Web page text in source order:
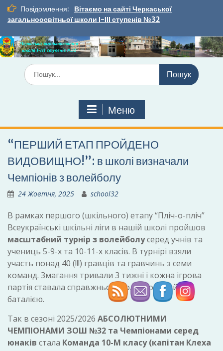
Перейти
вмісту
Повідомлення:
Вітаємо на сайті Черкаської
загальноосвітньої школи І-ІІІ ступенів №32
Шукати:
Меню
“ПЕРШИЙ ЕТАП ПРОЙДЕНО
ВИДОВИЩНО!”: в школі визначали
Чемпіонів з волейболу
24 Жовтня, 2025 school32
В рамках першого (шкільного) етапу “Пліч-о-пліч”
Всеукраїнські шкільні ліги в нашій школі пройшов
масштабний турнір з волейболусеред учнів та
учениць 5-9-х та 10-11-х класів. В турнірі взяли
участь понад 40 (!!!) гравців та гравчинь з семи
команд. Змагання тривали 3 тижні і кожна ігрова
партія ставала справжньою волейбольний
баталією.
Так в сезоні 2025/2026 АБСОЛЮТНИМИ
ЧЕМПІОНАМИ ЗОШ №32 та Чемпіонами серед
юнаків стала Команда 10-М класу (капітан Клеха